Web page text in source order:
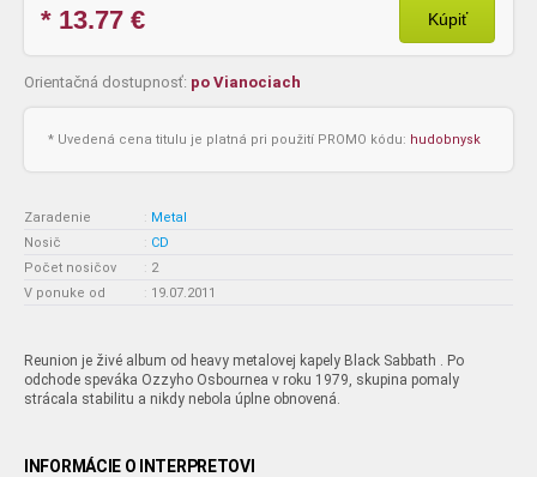
* 13.77 € Kúpiť
Orientačná dostupnosť: po Vianociach
* Uvedená cena titulu je platná pri použití PROMO kódu: hudobnysk
Zaradenie : Metal
Nosič
: CD
Počet nosičov
: 2
V ponuke od
: 19.07.2011
Reunion je živé album od heavy metalovej kapely Black Sabbath . Po
odchode speváka Ozzyho Osbournea v roku 1979, skupina pomaly
strácala stabilitu a nikdy nebola úplne obnovená.
INFORMÁCIE O INTERPRETOVI